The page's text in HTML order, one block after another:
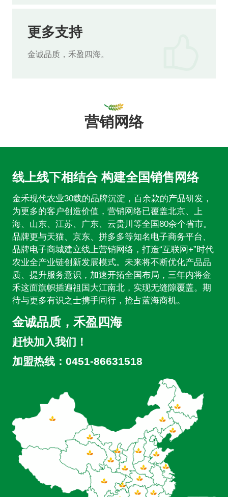
更多支持
金诚品质，禾盈四海。
营销网络
线上线下相结合 构建全国销售网络
金禾现代农业30载的品牌沉淀，百余款的产品研发，
为更多的客户创造价值，营销网络已覆盖北京、上
海、山东、江苏、广东、云贵川等全国80余个省市。
品牌更与天猫、京东、拼多多等知名电子商务平台、
品牌电子商城建立线上营销网络，打造“互联网+”时代
农业全产业链创新发展模式。未来将不断优化产品品
质、提升服务意识，加速开拓全国布局，三年内将金
禾这面旗帜插遍祖国大江南北，实现无缝隙覆盖。期
待与更多有识之士携手同行，抢占蓝海商机。
金诚品质，禾盈四海
赶快加入我们！
加盟热线：0451-86631518